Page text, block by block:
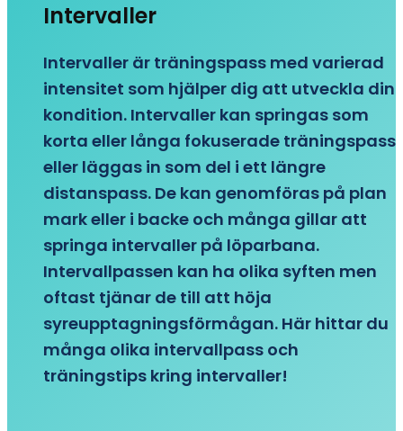
Intervaller
Intervaller är träningspass med varierad
intensitet som hjälper dig att utveckla din
kondition. Intervaller kan springas som
korta eller långa fokuserade träningspass
eller läggas in som del i ett längre
distanspass. De kan genomföras på plan
mark eller i backe och många gillar att
springa intervaller på löparbana.
Intervallpassen kan ha olika syften men
oftast tjänar de till att höja
syreupptagningsförmågan. Här hittar du
många olika intervallpass och
träningstips kring intervaller!